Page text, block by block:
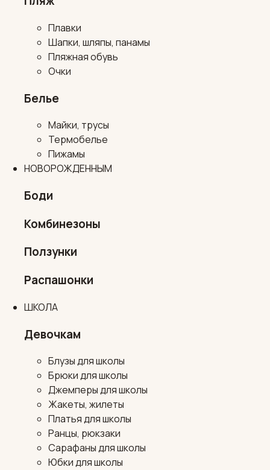
Плавки
Шапки, шляпы, панамы
Пляжная обувь
Очки
Белье
Майки, трусы
Термобелье
Пижамы
НОВОРОЖДЕННЫМ
Боди
Комбинезоны
Ползунки
Распашонки
ШКОЛА
Девочкам
Блузы для школы
Брюки для школы
Джемперы для школы
Жакеты, жилеты
Платья для школы
Ранцы, рюкзаки
Сарафаны для школы
Юбки для школы